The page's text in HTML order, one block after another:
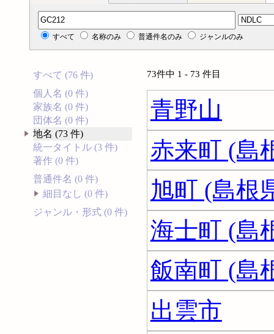
分類記号検索
すべて 名称のみ 普通件名のみ ジャンルのみ
すべて (76 件)
個人名 (0 件)
家族名 (0 件)
団体名 (0 件)
地名 (73 件)
統一タイトル (3 件)
著作 (0 件)
普通件名 (0 件)
細目なし (0 件)
ジャンル・形式 (0 件)
73件中 1 - 73 件目
青野山
赤来町 (島
旭町 (島根
海士町 (島
飯南町 (島
出雲市